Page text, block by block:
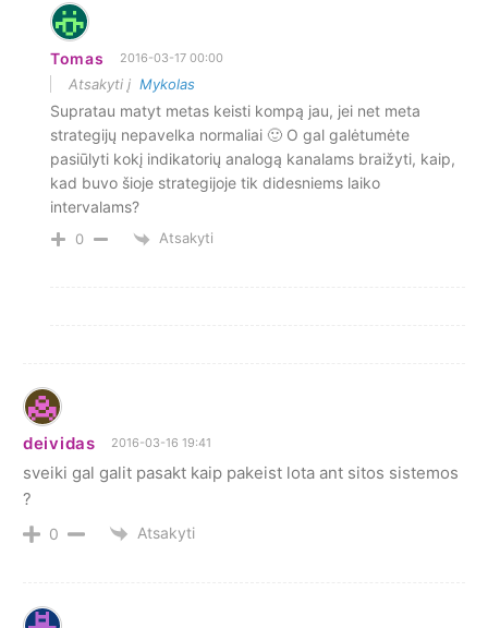
Tomas 2016-03-17 00:00
Atsakyti į Mykolas
Supratau matyt metas keisti kompą jau, jei net meta
strategijų nepavelka normaliai 🙂 O gal galėtumėte
pasiūlyti kokį indikatorių analogą kanalams braižyti, kaip,
kad buvo šioje strategijoje tik didesniems laiko
intervalams?
0 Atsakyti
deividas 2016-03-16 19:41
sveiki gal galit pasakt kaip pakeist lota ant sitos sistemos
?
0 Atsakyti